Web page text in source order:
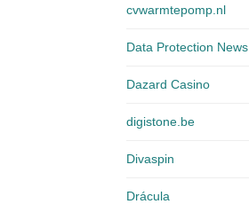
cvwarmtepomp.nl
Data Protection News
Dazard Casino
digistone.be
Divaspin
Drácula